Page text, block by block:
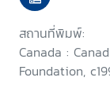
social and
Regional
Antipolo
สถานที่พิมพ์:
Canada :
Foundation,